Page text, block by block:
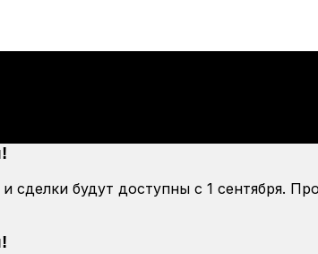
сделки будут доступны с 1 сентября.